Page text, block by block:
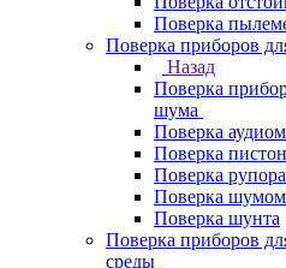
Поверка
Поверка приборов
Назад
Поверка
шума
Поверка
Поверка
Поверка рупора
Поверка
Поверка шунта
Поверка приборов
среды